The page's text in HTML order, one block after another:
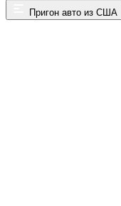
Пригон авто из США